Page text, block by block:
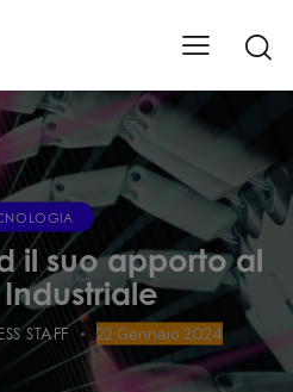
il suo apporto al
STAFF 22 Gennaio 2024